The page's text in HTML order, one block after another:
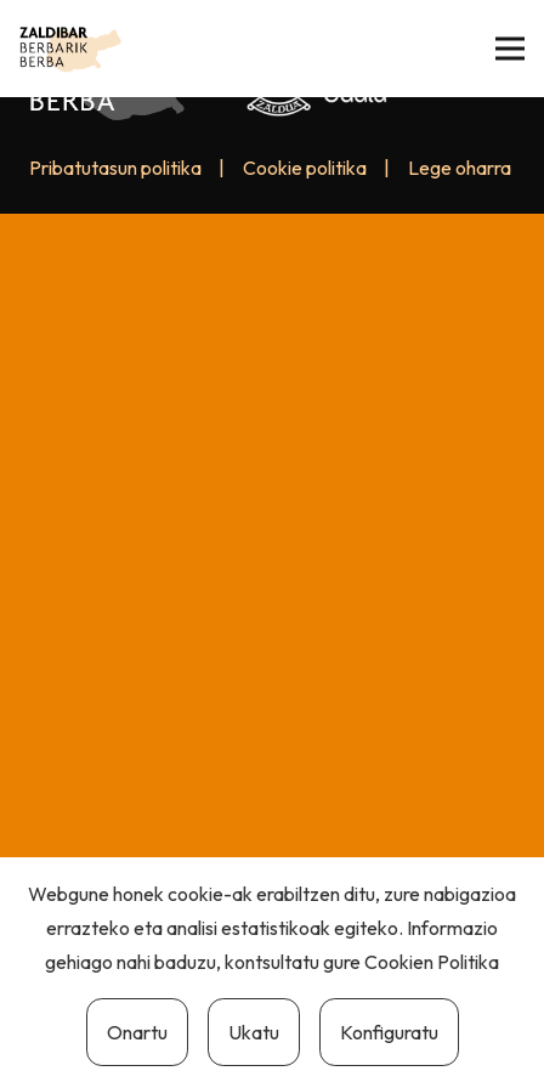
Pribatutasun politika Cookie politika Lege oharra
Webgune honek cookie-ak erabiltzen ditu, zure nabigazioa
errazteko eta analisi estatistikoak egiteko. Informazio
gehiago nahi baduzu, kontsultatu gureCookien Politika
Onartu Ukatu Konfiguratu